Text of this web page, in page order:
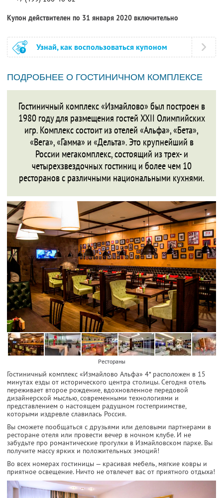
Купон действителен по 31 января 2020 включительно
Узнай, как воспользоваться купоном
ПОДРОБНЕЕ О ГОСТИНИЧНОМ КОМПЛЕКСЕ
Гостиничный комплекс «Измайлово» был построен в
1980 году для размещения гостей XXII Олимпийских
игр. Комплекс состоит из отелей «Альфа», «Бета»,
«Вега», «Гамма» и «Дельта». Это крупнейший в
России мегакомплекс, состоящий из трех- и
четырехзвездочных гостиниц и более чем 10
ресторанов с различными национальными кухнями.
Рестораны
Гостиничный комплекс «Измайлово Альфа» 4* расположен в 15
минутах езды от исторического центра столицы. Сегодня отель
переживает второе рождение, вдохновленное передовой
дизайнерской мыслью, современными технологиями и
представлением о настоящем радушном гостеприимстве,
которыми издревле славилась Россия.
Вы сможете пообщаться с друзьями или деловыми партнерами в
ресторане отеля или провести вечер в ночном клубе. И не
забудьте про романтические прогулки в Измайловском парке. Вы
получите массу ярких и положительных эмоций!
Во всех номерах гостиницы — красивая мебель, мягкие ковры и
приятное освещение. Ничто не отвлечет вас от приятного отдыха!